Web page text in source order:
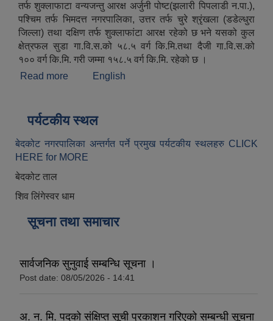
तर्फ शुक्लाफाटा वन्यजन्तु आरक्ष अर्जुनी पोष्ट(झलारी पिपलाडी न.पा.),
पश्चिम तर्फ भिमदत्त नगरपालिका, उत्तर तर्फ चुरे श्रृंखला (डडेल्धुरा
जिल्ला) तथा दक्षिण तर्फ शुक्लाफांटा आरक्ष रहेको छ भने यसको कुल
क्षेत्रफल सुडा गा.वि.स.को ५८.५ वर्ग कि‍.मि.तथा दैजी गा.वि.स.को
१०० वर्ग कि.मि. गरी जम्मा १५८.५ वर्ग कि.मि. रहेको छ ।
Read more about संक्षिप्त परिचय
English
पर्यटकीय स्थल
बेदकोट नगरपालिका अन्तर्गत पर्ने प्रमुख पर्यटकीय स्थलहरु CLICK
HERE for MORE
बेदकोट ताल
शिव लिंगेस्वर धाम
सूचना तथा समाचार
सार्वजनिक सुनुवाई सम्बन्धि सूचना ।
Post date: 08/05/2026 - 14:41
अ. न. मि. पदको संक्षिप्त सूची प्रकाशन गरिएको सम्बन्धी सूचना